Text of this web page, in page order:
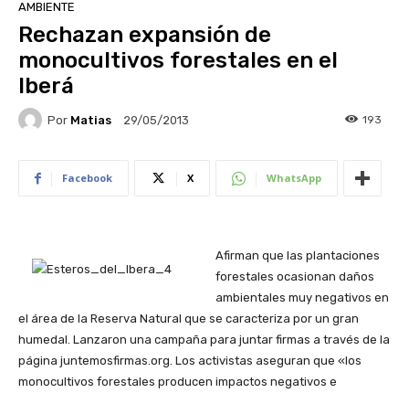
AMBIENTE
Rechazan expansión de
monocultivos forestales en el
Iberá
Por Matias 29/05/2013 193
Facebook X WhatsApp
Afirman que las plantaciones
forestales ocasionan daños
ambientales muy negativos en
el área de la Reserva Natural que se caracteriza por un gran
humedal. Lanzaron una campaña para juntar firmas a través de la
página juntemosfirmas.org. Los activistas aseguran que «los
monocultivos forestales producen impactos negativos e